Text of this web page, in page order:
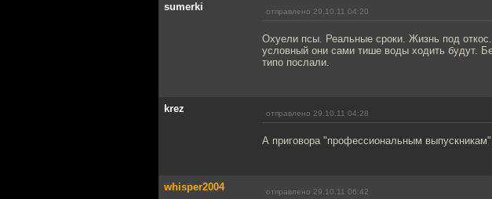
sumerki отправлено 29.10.11 04:20
Охуели псы. Реальные сроки. Жизнь под
условный они сами тише воды ходить будут.
типо послали.
krez отправлено 29.10.11 04:28
А приговора "профессиональным
whisper2004 отправлено 29.10.11 06:42